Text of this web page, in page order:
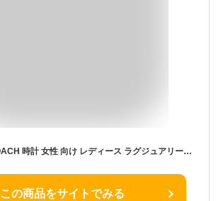
コーチ 腕時計 COACH 時計 女性 向け レディース ラグジュアリー シック 大人 デート かわいい CO-14602552 人気 おすすめ おしゃれ ブランド プレゼント ギフト 節目 お祝い
この商品をサイトでみる